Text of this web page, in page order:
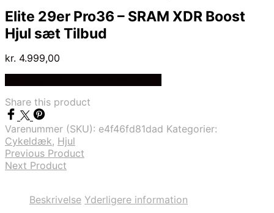
Elite 29er Pro36 – SRAM XDR Boost
Hjul sæt Tilbud
kr. 4.999,00
Share this product
Varenummer (SKU): e4f46fd81dad Kategorier:
Cykeldæk, Hjul
Previous Product
Next Product
Beskrivelse Yderligere information